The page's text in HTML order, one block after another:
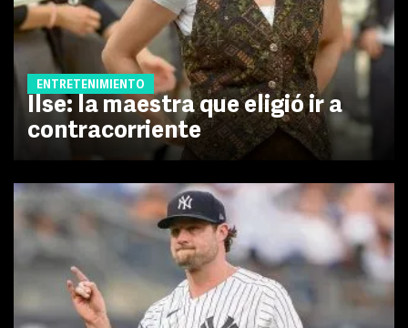
ENTRETENIMIENTO
Ilse: la maestra que eligió ir a
contracorriente